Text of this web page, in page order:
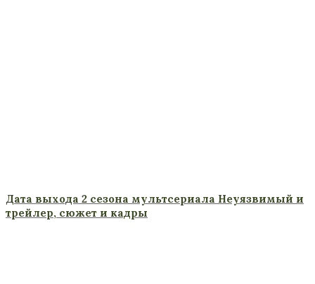
Дата выхода 2 сезона мультсериала Неуязвимый и
трейлер, сюжет и кадры